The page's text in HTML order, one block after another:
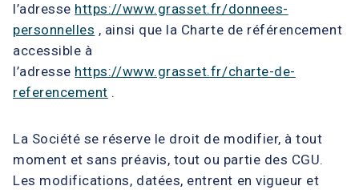
l’adresse https://www.grasset.fr/donnees-
personnelles , ainsi que la Charte de référencement
accessible à
l’adresse https://www.grasset.fr/charte-de-
referencement .
La Société se réserve le droit de modifier, à tout
moment et sans préavis, tout ou partie des CGU.
Les modifications, datées, entrent en vigueur et